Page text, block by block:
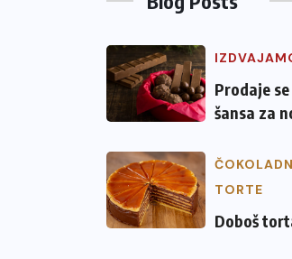
Prodaje
šansa za
TORTE
Doboš